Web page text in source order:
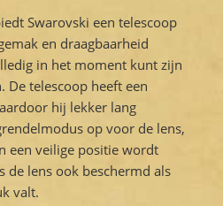
Swarovski een telescoop
en draagbaarheid
in het moment kunt zijn
De telescoop heeft een
hij lekker lang
op voor de lens,
een veilige positie wordt
de lens ook beschermd als
valt.